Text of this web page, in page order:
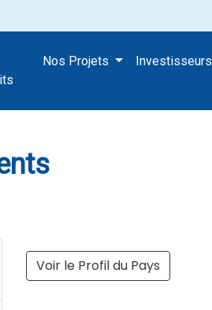
Nos Projets Investisseurs
Voir le Profil du Pays